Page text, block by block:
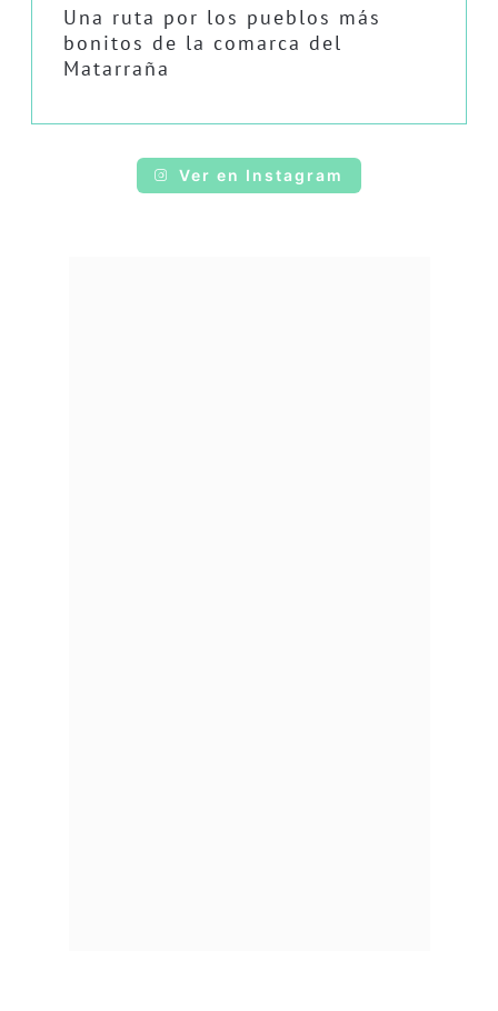
Una ruta por los pueblos más
bonitos de la comarca del
Matarraña
Ver en Instagram